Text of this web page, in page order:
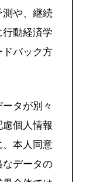
測や、継続
動経済学
ドバック方
タが別々
個人情報
、本人同意
データの